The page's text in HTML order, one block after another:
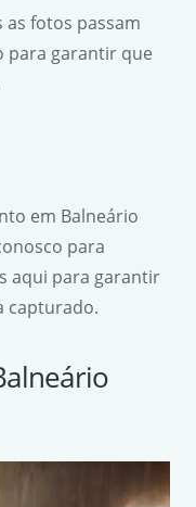
as fotos passam
para garantir que
em Balneário
para
aqui para garantir
capturado.